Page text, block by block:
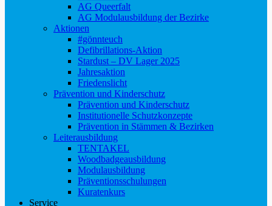
AG Queerfalt
AG Modulausbildung der Bezirke
Aktionen
#gönnteuch
Defibrillations-Aktion
Stardust – DV Lager 2025
Jahresaktion
Friedenslicht
Prävention und Kinderschutz
Prävention und Kinderschutz
Institutionelle Schutzkonzepte
Prävention in Stämmen & Bezirken
Leiterausbildung
TENTAKEL
Woodbadgeausbildung
Modulausbildung
Präventionsschulungen
Kuratenkurs
Service